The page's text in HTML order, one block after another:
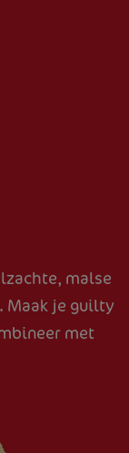
malse
Maak je guilty
met